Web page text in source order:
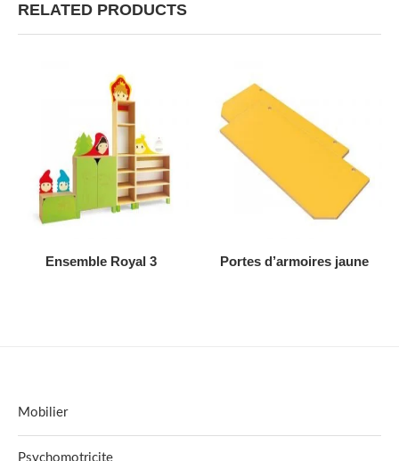
RELATED PRODUCTS
AJOUTER AU DEVIS
Ensemble Royal 3 AJOUTER AU DEVIS
Portes d’armoires jaune
Mobilier
Psychomotricite